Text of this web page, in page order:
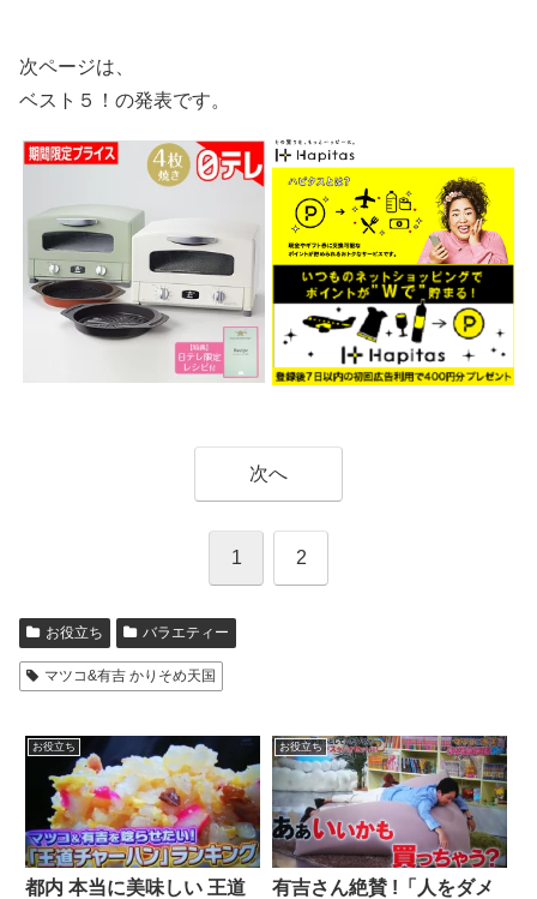
次ページは、
ベスト５！の発表です。
次へ
1 2
お役立ち バラエティー
マツコ&有吉 かりそめ天国
お役立ち
都内 本当に美味しい 王道
お役立ち
有吉さん絶賛 !「人をダメ